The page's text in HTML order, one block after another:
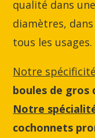
qualité dans
diamètres,
tous les usages.
Notre
boules de gros
Notre
cochonnets